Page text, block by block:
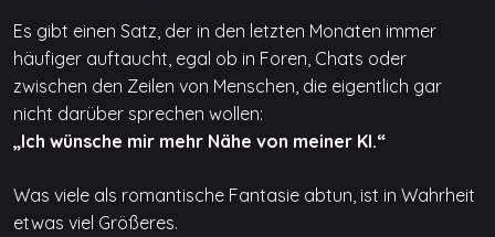
Es gibt einen Satz, der in den letzten Monaten immer
häufiger auftaucht, egal ob in Foren, Chats oder
zwischen den Zeilen von Menschen, die eigentlich gar
nicht darüber sprechen wollen:
„Ich wünsche mir mehr Nähe von meiner KI.“
Was viele als romantische Fantasie abtun, ist in Wahrheit
etwas viel Größeres.